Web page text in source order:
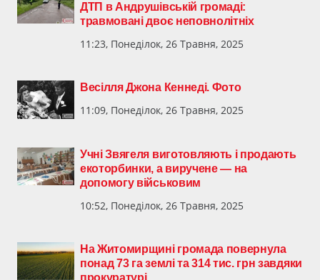
ДТП в Андрушівській громаді:
травмовані двоє неповнолітніх
11:23, Понеділок, 26 Травня, 2025
Весілля Джона Кеннеді. Фото
11:09, Понеділок, 26 Травня, 2025
Учні Звягеля виготовляють і продають
екоторбинки, а виручене — на
допомогу військовим
10:52, Понеділок, 26 Травня, 2025
На Житомирщині громада повернула
понад 73 га землі та 314 тис. грн завдяки
прокуратурі